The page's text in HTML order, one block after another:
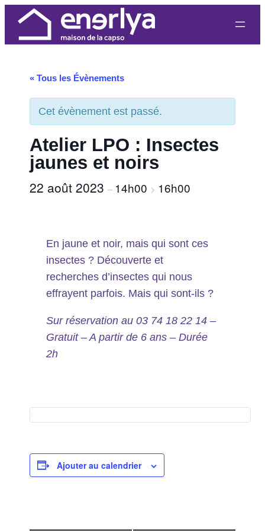
« Tous les Évènements
Cet évènement est passé.
Atelier LPO : Insectes
jaunes et noirs
22 août 2023– 14h00 > 16h00
En jaune et noir, mais qui sont ces
insectes ? Découverte et
recherches d’insectes qui nous
effrayent parfois. Mais qui sont-ils ?
Sur réservation au 03 74 18 22 14 –
Gratuit – A partir de 6 ans – Durée
2h
Ajouter au calendrier